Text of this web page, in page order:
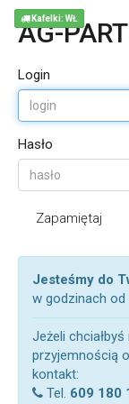
AG-
Login
Hasło
Zapamiętaj
Jesteśmy do
w godzinach od
Jeżeli
przyjemnością
kontakt:
Tel. 609 180
Kafelki: WŁ